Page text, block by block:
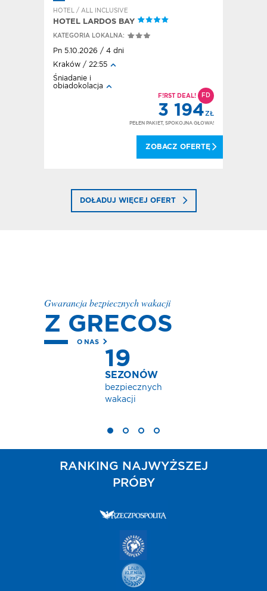
HOTEL / ALL INCLUSIVE
HOTEL LARDOS BAY
KATEGORIA LOKALNA:
Pn 5.10.2026 / 4 dni
Kraków / 22:55
Śniadanie i
obiadokolacja
F!RST DEAL! FD
3 194ZŁ
PEŁEN PAKIET, SPOKOJNA GŁOWA!
ZOBACZ OFERTĘ
DOŁADUJ WIĘCEJ OFERT
Gwarancja bezpiecznych wakacji
Z GRECOS
O NAS
SEZONÓW
bezpiecznych
RANKING NAJWYŻSZEJ
PRÓBY